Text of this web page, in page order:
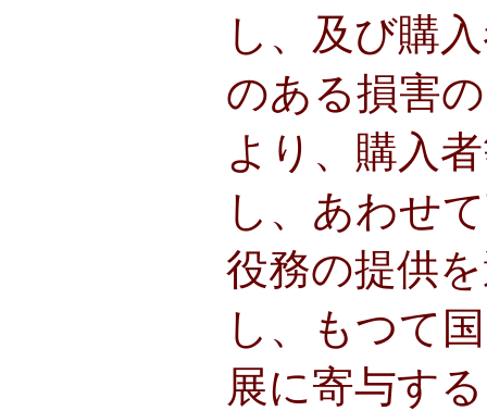
し、及び購
のある損害
より、購入
し、あわせ
役務の提供
し、もつて
展に寄与す